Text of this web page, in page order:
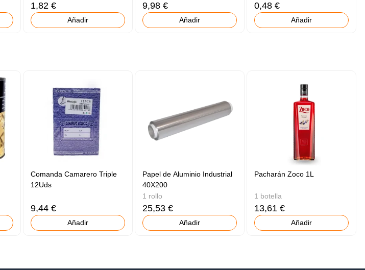
1,82 €
Añadir
9,98 €
Añadir
0,48 €
Añadir
Comanda Camarero Triple
12Uds
9,44 €
Añadir
Papel de Aluminio Industrial
40X200
1 rollo
25,53 €
Añadir
Pacharán Zoco 1L
1 botella
13,61 €
Añadir